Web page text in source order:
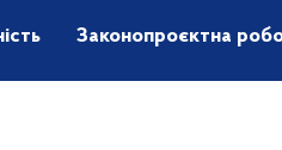
Законопроєктна